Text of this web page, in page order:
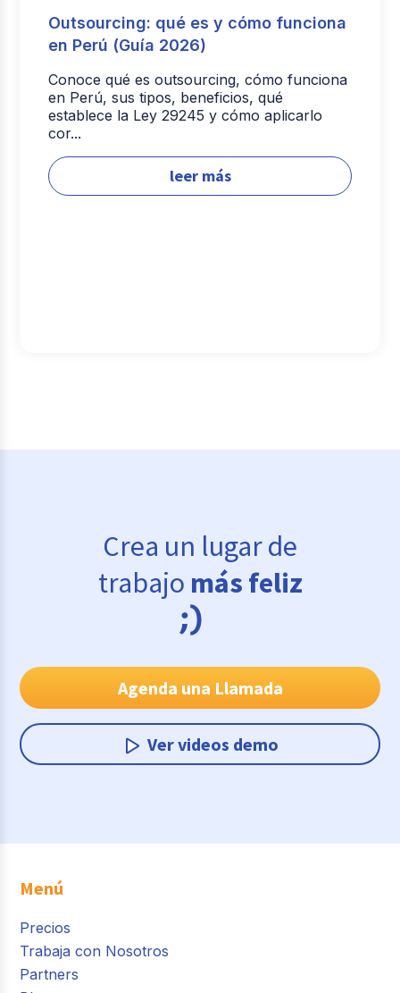
Outsourcing: qué es y cómo funciona
en Perú (Guía 2026)
Conoce qué es outsourcing, cómo funciona
en Perú, sus tipos, beneficios, qué
establece la Ley 29245 y cómo aplicarlo
cor...
leer más
Crea un lugar de
trabajo más feliz
Agenda una Llamada
Ver videos demo
Menú
Precios
Trabaja con Nosotros
Partners